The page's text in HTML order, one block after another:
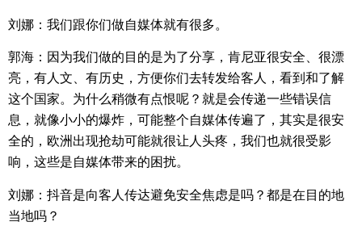
刘娜：我们跟你们做自媒体就有很多。
郭海：因为我们做的目的是为了分享，肯尼亚很安全、很漂
亮，有人文、有历史，方便你们去转发给客人，看到和了解
这个国家。为什么稍微有点恨呢？就是会传递一些错误信
息，就像小小的爆炸，可能整个自媒体传遍了，其实是很安
全的，欧洲出现抢劫可能就很让人头疼，我们也就很受影
响，这些是自媒体带来的困扰。
刘娜：抖音是向客人传达避免安全焦虑是吗？都是在目的地
当地吗？